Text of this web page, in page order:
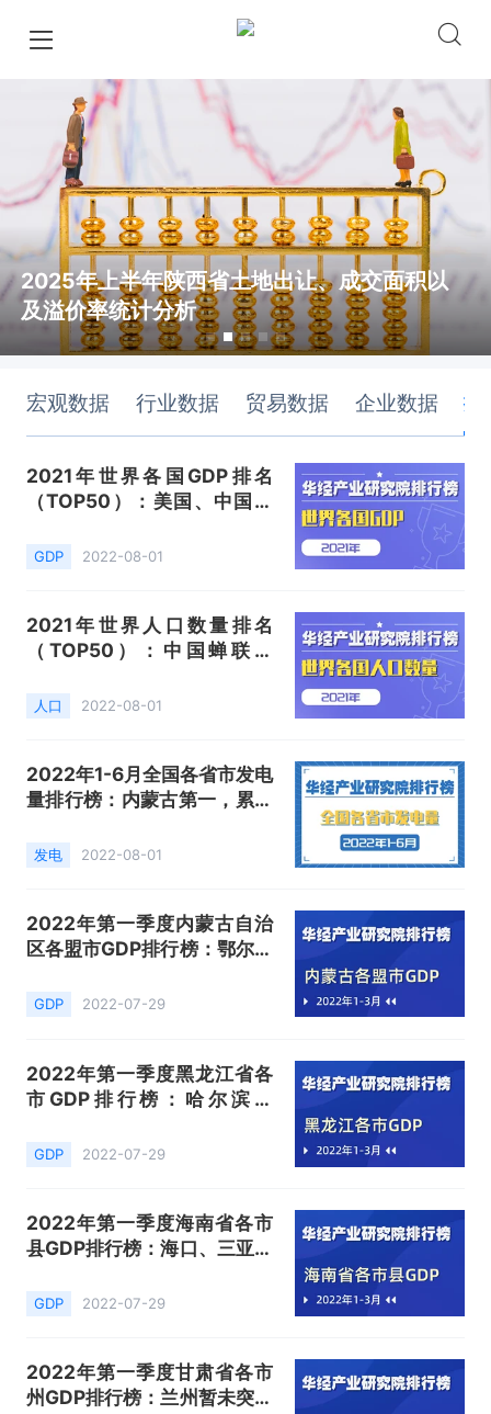
2025年上半年陕西省土地出让、成交面积以
及溢价率统计分析
宏观数据 行业数据 贸易数据 企业数据 排
2021年世界各国GDP排名
（TOP50）：美国、中国、
长13.5%
GDP 2022-08-01
2021年世界人口数量排名
（TOP50）：中国蝉联第
人口 2022-08-01
2022年1-6月全国各省市发电
量排行榜：内蒙古第一，累计
发电 2022-08-01
2022年第一季度内蒙古自治
区各盟市GDP排行榜：鄂尔多
8.0%
GDP 2022-07-29
2022年第一季度黑龙江省各
市GDP排行榜：哈尔滨以
5.0%
GDP 2022-07-29
2022年第一季度海南省各市
县GDP排行榜：海口、三亚分
43.8%
GDP 2022-07-29
2022年第一季度甘肃省各市
州GDP排行榜：兰州暂未突破